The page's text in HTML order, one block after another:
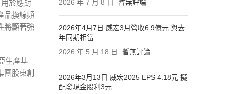
於應對
品換線頻
將顯著強
生產基
團股東創
2026 年 7 月 8 日
暫無評論
2026年4月7日 威宏3月營收6.9億元 與去
年同期相當
2026 年 5 月 18 日
暫無評論
2026年3月13日 威宏2025 EPS 4.18元 擬
配發現金股利3元